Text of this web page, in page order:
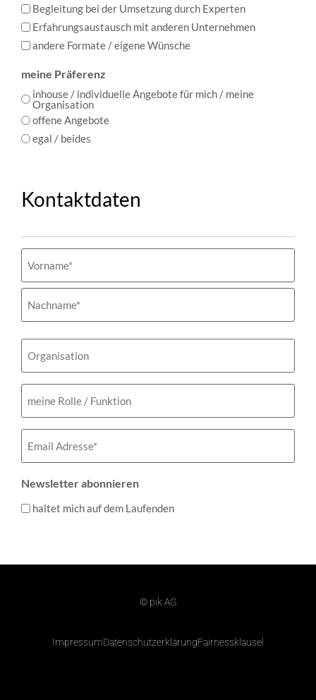
Begleitung bei der Umsetzung durch Experten
Erfahrungsaustausch mit anderen Unternehmen
andere Formate / eigene Wünsche
meine Präferenz
inhouse / individuelle Angebote für mich / meine
Organisation
offene Angebote
egal / beides
Kontaktdaten
Organisation
meine
Rolle
Funktion
Email
(erforderlich)
Newsletter abonnieren
haltet mich auf dem Laufenden
© pik AG
ImpressumDatenschutzerklärungFairnessklausel